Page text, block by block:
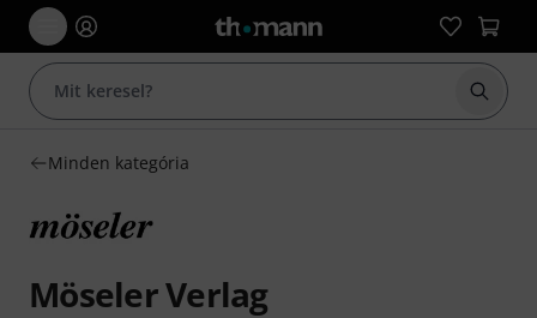
Minden kategória
Möseler Verlag